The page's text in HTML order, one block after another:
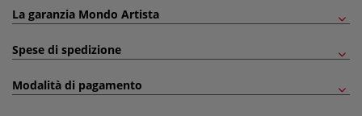
La garanzia Mondo Artista
Spese di spedizione
Modalità di pagamento